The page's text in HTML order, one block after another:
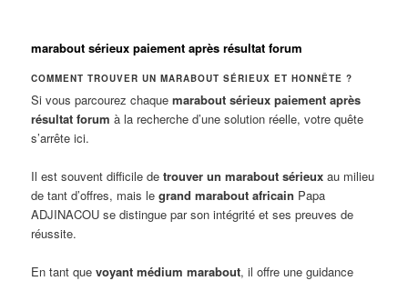
marabout sérieux paiement après résultat forum
COMMENT TROUVER UN MARABOUT SÉRIEUX ET HONNÊTE ?
Si vous parcourez chaquemarabout sérieux paiement après
résultat forum à la recherche d’une solution réelle, votre quête
s’arrête ici.
Il est souvent difficile detrouver un marabout sérieux au milieu
de tant d’offres, mais legrand marabout africain Papa
ADJINACOU se distingue par son intégrité et ses preuves de
réussite.
En tant quevoyant médium marabout, il offre une guidance